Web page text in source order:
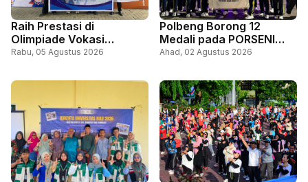
Raih Prestasi di
Olimpiade Vokasi
Indonesia XI, Polbeng
Rekayasa Lalu Lintas
Rabu, 05 Agustus 2026
Polbeng Borong 12
Medali pada PORSENI
Politeknik XV 2026
Ahad, 02 Agustus 2026